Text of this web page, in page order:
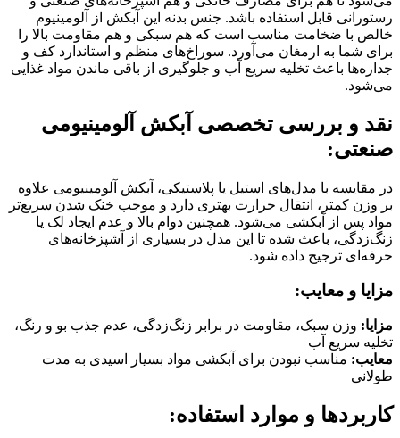
رستورانی قابل استفاده باشد. جنس بدنه این آبکش از آلومینیوم
خالص با ضخامت مناسب است که هم سبکی و هم مقاومت بالا را
برای شما به ارمغان می‌آورد. سوراخ‌های منظم و استاندارد کف و
جداره‌ها باعث تخلیه سریع آب و جلوگیری از باقی ماندن مواد غذایی
می‌شود.
نقد و بررسی تخصصی آبکش آلومینیومی
صنعتی:
در مقایسه با مدل‌های استیل یا پلاستیکی، آبکش آلومینیومی علاوه
بر وزن کمتر، انتقال حرارت بهتری دارد و موجب خنک شدن سریع‌تر
مواد پس از آبکشی می‌شود. همچنین دوام بالا و عدم ایجاد لک یا
زنگ‌زدگی، باعث شده تا این مدل در بسیاری از آشپزخانه‌های
حرفه‌ای ترجیح داده شود.
مزایا و معایب:
مزایا: وزن سبک، مقاومت در برابر زنگ‌زدگی، عدم جذب بو و رنگ،
تخلیه سریع آب
معایب: مناسب نبودن برای آبکشی مواد بسیار اسیدی به مدت
طولانی
کاربردها و موارد استفاده: